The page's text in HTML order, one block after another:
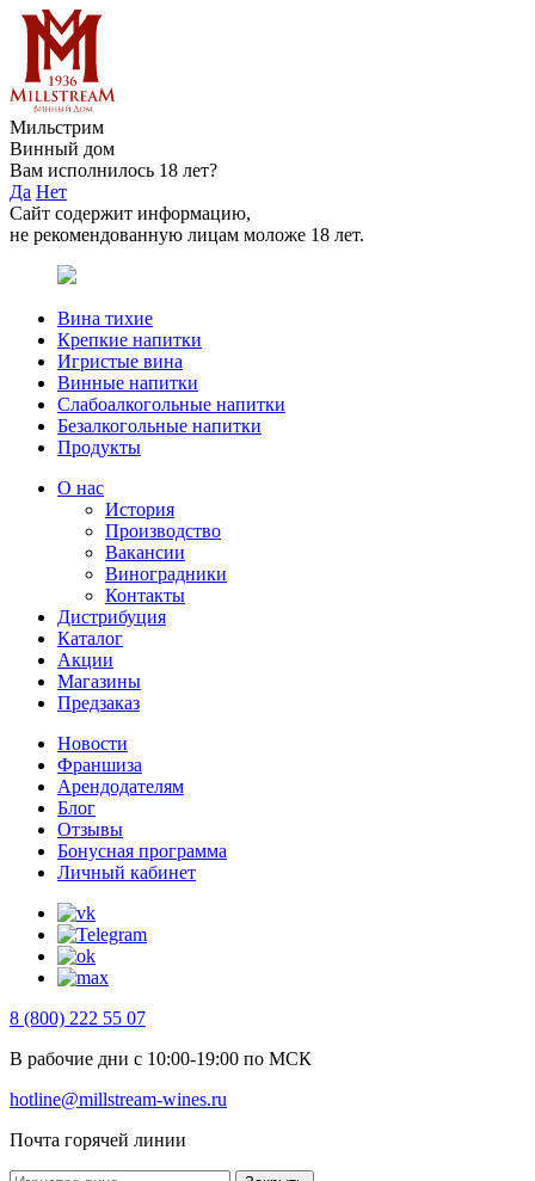
Мильстрим
Винный дом
Вам исполнилось 18 лет?
Да Нет
Сайт содержит информацию,
не рекомендованную лицам моложе 18 лет.
Вина тихие
Крепкие напитки
Игристые вина
Винные напитки
Слабоалкогольные напитки
Безалкогольные напитки
Продукты
О нас
История
Производство
Вакансии
Виноградники
Контакты
Дистрибуция
Каталог
Акции
Магазины
Предзаказ
Новости
Франшиза
Арендодателям
Блог
Отзывы
Бонусная программа
Личный кабинет
8 (800) 222 55 07
В рабочие дни с 10:00-19:00 по МСК
hotline@millstream-wines.ru
Почта горячей линии